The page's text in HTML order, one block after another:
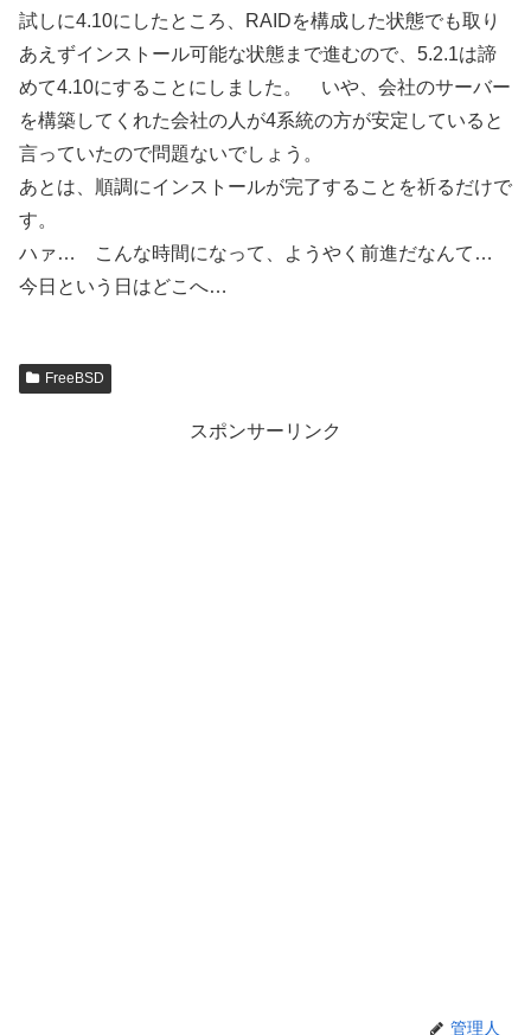
試しに4.10にしたところ、RAIDを構成した状態でも取り
あえずインストール可能な状態まで進むので、5.2.1は諦
めて4.10にすることにしました。 いや、会社のサーバー
を構築してくれた会社の人が4系統の方が安定していると
言っていたので問題ないでしょう。
あとは、順調にインストールが完了することを祈るだけで
す。
ハァ… こんな時間になって、ようやく前進だなんて…
今日という日はどこへ…
FreeBSD
スポンサーリンク
管理人